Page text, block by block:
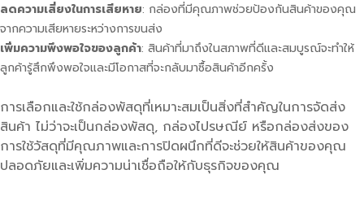
ลดความเสี่ยงในการเสียหาย: กล่องที่มีคุณภาพช่วยป้องกันสินค้าของคุณ
จากความเสียหายระหว่างการขนส่ง
เพิ่มความพึงพอใจของลูกค้า: สินค้าที่มาถึงในสภาพที่ดีและสมบูรณ์จะทำให้
ลูกค้ารู้สึกพึงพอใจและมีโอกาสที่จะกลับมาซื้อสินค้าอีกครั้ง
การเลือกและใช้กล่องพัสดุที่เหมาะสมเป็นสิ่งที่สำคัญในการจัดส่ง
สินค้า ไม่ว่าจะเป็นกล่องพัสดุ, กล่องไปรษณีย์ หรือกล่องส่งของ
การใช้วัสดุที่มีคุณภาพและการปิดผนึกที่ดีจะช่วยให้สินค้าของคุณ
ปลอดภัยและเพิ่มความน่าเชื่อถือให้กับธุรกิจของคุณ